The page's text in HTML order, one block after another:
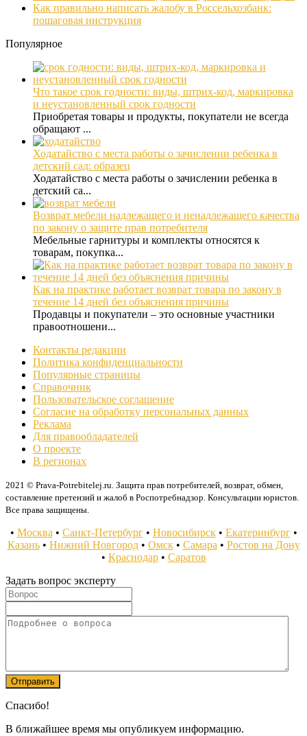
Как правильно написать жалобу в Россельхозбанк:
пошаговая инструкция
Популярное
Что такое срок годности: виды, штрих-код, маркировка
и неустановленный срок годности
Приобретая товары и продукты, покупатели не всегда
обращают ...
Ходатайство с места работы о зачислении ребенка в
детский сад: образец
Ходатайство с места работы о зачислении ребенка в
детский са...
Возврат мебели надлежащего и ненадлежащего качества
по закону о защите прав потребителя
Мебельные гарнитуры и комплекты относятся к
товарам, покупка...
Как на практике работает возврат товара по закону в
течение 14 дней без объяснения причины
Продавцы и покупатели – это основные участники
правоотношени...
Контакты редакции
Политика конфиденциальности
Популярные страницы
Справочник
Пользовательское соглашение
Согласие на обработку персональных данных
Реклама
Для правообладателей
О проекте
В регионах
2021 © Prava-Potrebitelej.ru. Защита прав потребителей, возврат, обмен,
составление претензий и жалоб в Роспотребнадзор. Консультации юристов.
Все права защищены.
• Москва• Санкт-Петербург• Новосибирск• Екатеринбург•
Казань• Нижний Новгород• Омск• Самара• Ростов на Дону
• Краснодар• Саратов
Задать вопрос эксперту
Спасибо!
В ближайшее время мы опубликуем информацию.